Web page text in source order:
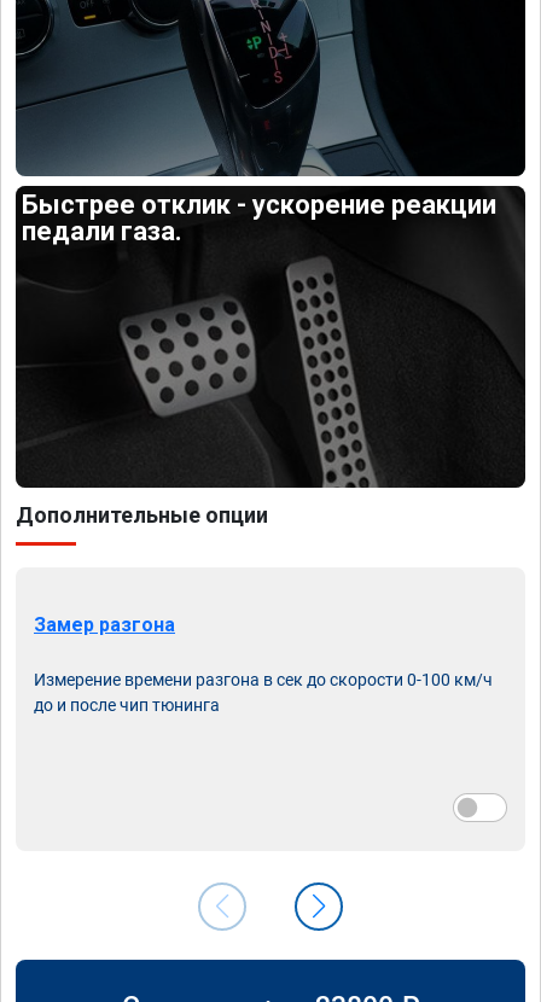
Быстрее отклик - ускорение реакции
педали газа.
Дополнительные опции
Замер разгона
Измерение времени разгона в сек до скорости 0-100 км/ч
до и после чип тюнинга